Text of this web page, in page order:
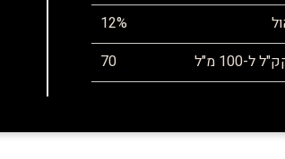
12%
100 מ"ל
70